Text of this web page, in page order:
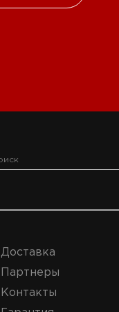
Доставка
Партнеры
Контакты